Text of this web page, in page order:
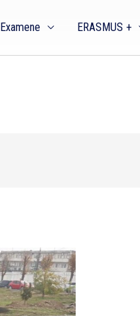
Examene ERASMUS +